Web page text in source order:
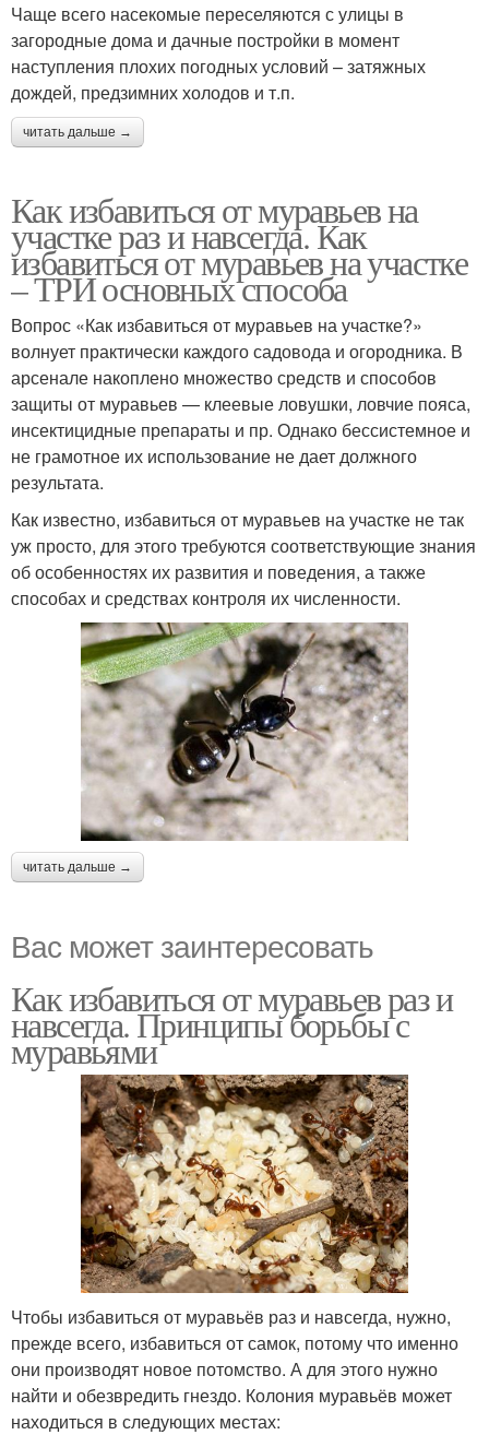
Чаще всего насекомые переселяются с улицы в
загородные дома и дачные постройки в момент
наступления плохих погодных условий – затяжных
дождей, предзимних холодов и т.п.
читать дальше →
Как избавиться от муравьев на
участке раз и навсегда. Как
избавиться от муравьев на участке
– ТРИ основных способа
Вопрос «Как избавиться от муравьев на участке?»
волнует практически каждого садовода и огородника. В
арсенале накоплено множество средств и способов
защиты от муравьев — клеевые ловушки, ловчие пояса,
инсектицидные препараты и пр. Однако бессистемное и
не грамотное их использование не дает должного
результата.
Как известно, избавиться от муравьев на участке не так
уж просто, для этого требуются соответствующие знания
об особенностях их развития и поведения, а также
способах и средствах контроля их численности.
читать дальше →
Вас может заинтересовать
Как избавиться от муравьев раз и
навсегда. Принципы борьбы с
муравьями
Чтобы избавиться от муравьёв раз и навсегда, нужно,
прежде всего, избавиться от самок, потому что именно
они производят новое потомство. А для этого нужно
найти и обезвредить гнездо. Колония муравьёв может
находиться в следующих местах: